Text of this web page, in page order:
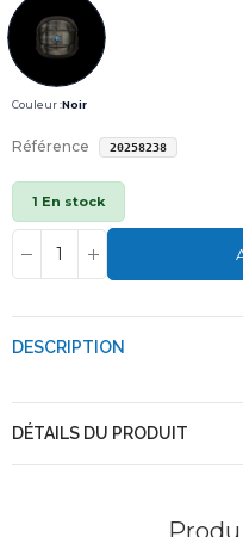
Couleur :Noir
Référence 20258238
1 En stock
DESCRIPTION
DÉTAILS DU PRODUIT